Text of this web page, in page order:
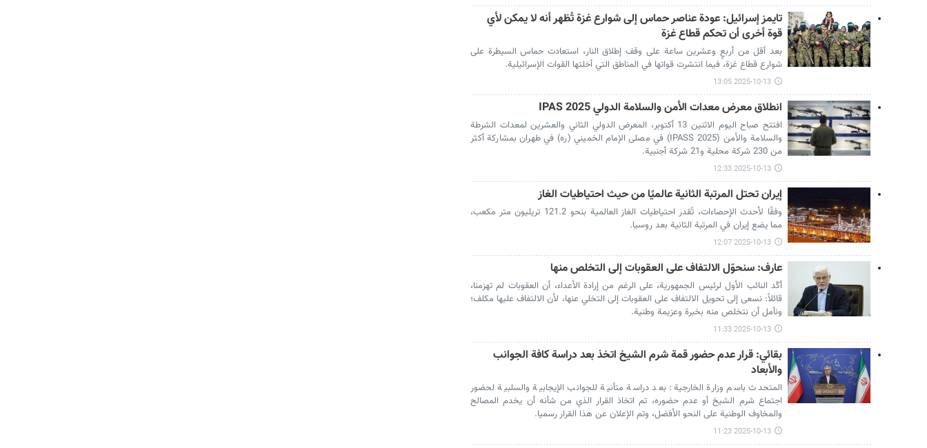
تايمز إسرائيل: عودة عناصر حماس إلى شوارع غزة تُظهر أنه لا يمكن لأي
قوة أخرى أن تحكم قطاع غزة
بعد أقل من أربعٍ وعشرين ساعة على وقف إطلاق النار، استعادت حماس السيطرة على
شوارع قطاع غزة، فيما انتشرت قواتها في المناطق التي أخلتها القوات الإسرائيلية.
2025-10-13 13:05
انطلاق معرض معدات الأمن والسلامة الدولي IPAS 2025
افتتح صباح اليوم الاثنين 13 أكتوبر، المعرض الدولي الثاني والعشرين لمعدات الشرطة
والسلامة والأمن (IPASS 2025) في مصلى الإمام الخميني (ره) في طهران بمشاركة أكثر
من 230 شركة محلية و21 شركة أجنبية.
2025-10-13 12:33
إيران تحتل المرتبة الثانية عالميًا من حيث احتياطيات الغاز
وفقًا لأحدث الإحصاءات، تُقدر احتياطيات الغاز العالمية بنحو 121.2 تريليون متر مكعب،
مما يضع إيران في المرتبة الثانية بعد روسيا.
2025-10-13 12:07
عارف: سنحوّل الالتفاف على العقوبات إلى التخلص منها
أكّد النائب الأول لرئيس الجمهورية، على الرغم من إرادة الأعداء، أن العقوبات لم تهزمنا،
قائلاً: نسعى إلى تحويل الالتفاف على العقوبات إلى التخلي عنها، لأن الالتفاف عليها مكلف؛
ونأمل أن نتخلص منه بخبرة وعزيمة وطنية.
2025-10-13 11:33
بقائي: قرار عدم حضور قمة شرم الشيخ اتخذ بعد دراسة كافة الجوانب
والأبعاد
المتحدث باسم وزارة الخارجية: بعد دراسة متأنية للجوانب الإيجابية والسلبية لحضور
اجتماع شرم الشيخ أو عدم حضوره، تم اتخاذ القرار الذي من شأنه أن يخدم المصالح
والمخاوف الوطنية على النحو الأفضل، وتم الإعلان عن هذا القرار رسميا.
2025-10-13 11:23